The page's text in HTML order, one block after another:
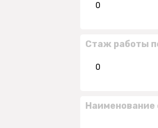
0
Стаж работы
0
Наименование